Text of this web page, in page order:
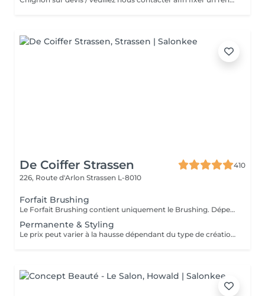
De Coiffer Strassen
410
226, Route d'Arlon Strassen L-8010
Forfait Brushing
Le Forfait Brushing contient uniquement le Brushing. Dépendant de la longueur des cheveux, le prix peut varier. En cas de questions veuillez appeler au +352 26 31 07 11.
Permanente & Styling
Le prix peut varier à la hausse dépendant du type de création finalement réalisée.